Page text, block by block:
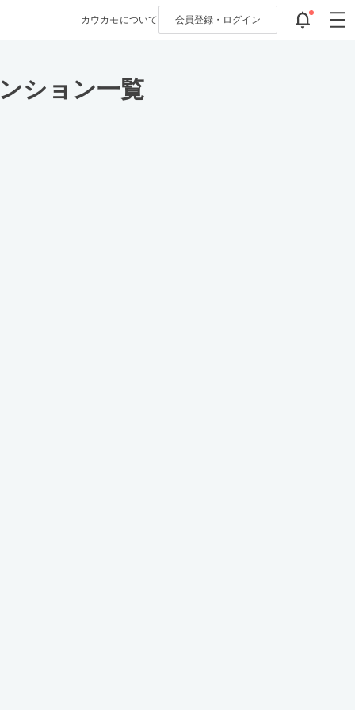
カウカモについて 会員登録・ ログイン
ション一覧